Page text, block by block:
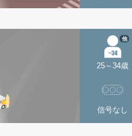
25～34歳
他
信号なし